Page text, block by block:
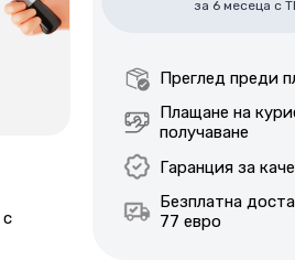
За уточняване на цена
свържете с наш
телефон или е-мейл.
за 6 месеца с
Преглед преди
Плащане на
получаване
Гаранция за
Безплатна
77 евро